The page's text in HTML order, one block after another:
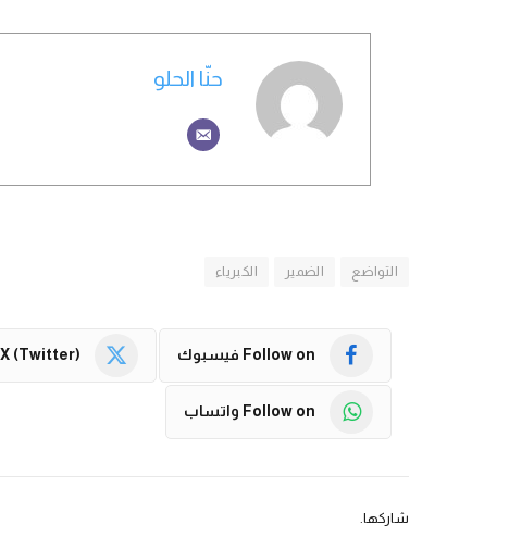
حنّا الحلو
التواضع الضمير الكبرياء
Follow on فيسبوك (Twitter)
Follow on واتساب
شاركها.